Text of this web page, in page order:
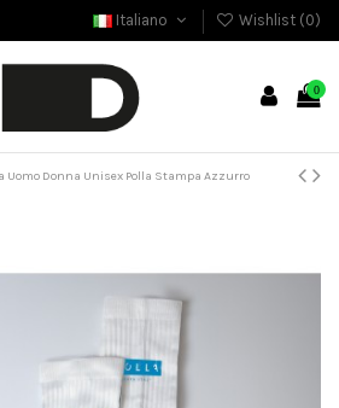
Italiano Wishlist (0)
0
Uomo Donna Unisex Polla Stampa Azzurro